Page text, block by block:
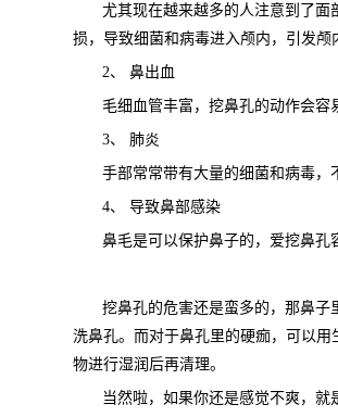
尤其现在越来越多的人注意到了
损，导致细菌和病毒进入颅内，引发颅
2、 鼻出血
毛细血管丰富，挖鼻孔的动作会容
3、 肺炎
手部常常带有大量的细菌和病毒，
4、 导致鼻部感染
鼻毛是可以保护鼻子的，爱挖鼻孔
挖鼻孔的危害还是蛮多的，那鼻
洗鼻孔。而对于鼻孔里的硬痂，可以
物进行湿润后再清理。
当然啦，如果你还是感觉不爽，就